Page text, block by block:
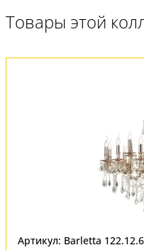
Товары этой
Артикул: Barletta